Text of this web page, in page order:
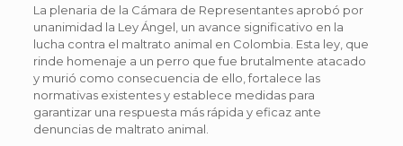
La plenaria de la Cámara de Representantes aprobó por
unanimidad la Ley Ángel, un avance significativo en la
lucha contra el maltrato animal en Colombia. Esta ley, que
rinde homenaje a un perro que fue brutalmente atacado
y murió como consecuencia de ello, fortalece las
normativas existentes y establece medidas para
garantizar una respuesta más rápida y eficaz ante
denuncias de maltrato animal.